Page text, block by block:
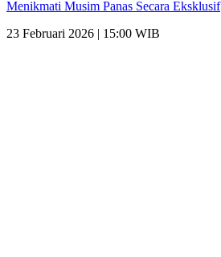
Menikmati Musim Panas Secara Eksklusif
23 Februari 2026 | 15:00 WIB